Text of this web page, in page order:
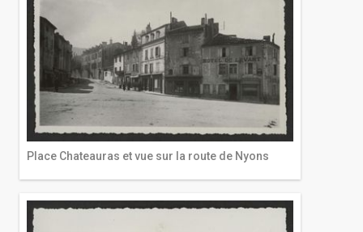
Place Chateauras et vue sur la route de Nyons